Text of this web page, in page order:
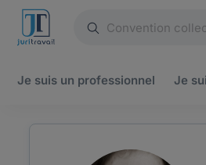
Je suis un professionnel Je